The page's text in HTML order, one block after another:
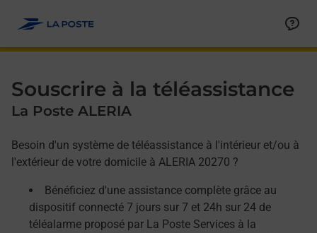
Souscrire à la téléassistance
La Poste ALERIA
Besoin d'un système de téléassistance à l'intérieur et/ou à
l'extérieur de votre domicile à ALERIA 20270 ?
Bénéficiez d'une assistance complète grâce au
dispositif connecté 7 jours sur 7 et 24h sur 24 de
téléalarme proposé par La Poste Services à la